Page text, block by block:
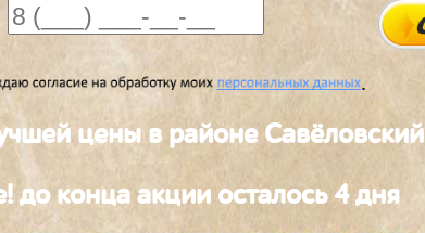
.
цены в районе Савёловский
до конца акции осталось 4 дня